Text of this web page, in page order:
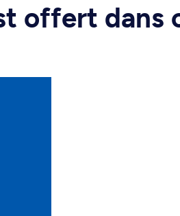
offert dans